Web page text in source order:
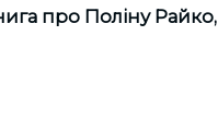
про Поліну